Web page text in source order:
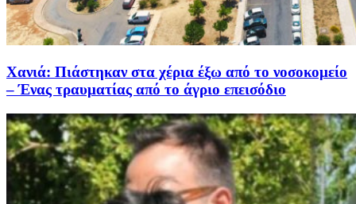
Χανιά: Πιάστηκαν στα χέρια έξω από το νοσοκομείο
– Ένας τραυματίας από το άγριο επεισόδιο